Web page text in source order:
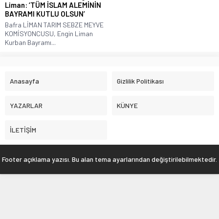
Liman: ‘TÜM İSLAM ALEMİNİN
BAYRAMI KUTLU OLSUN’
Bafra LİMAN TARIM SEBZE MEYVE
KOMİSYONCUSU, Engin Liman
Kurban Bayramı...
Anasayfa Gizlilik Politikası
YAZARLAR KÜNYE
İLETİŞİM
Footer açıklama yazısı. Bu alan tema ayarlarından değiştirilebilmektedir.